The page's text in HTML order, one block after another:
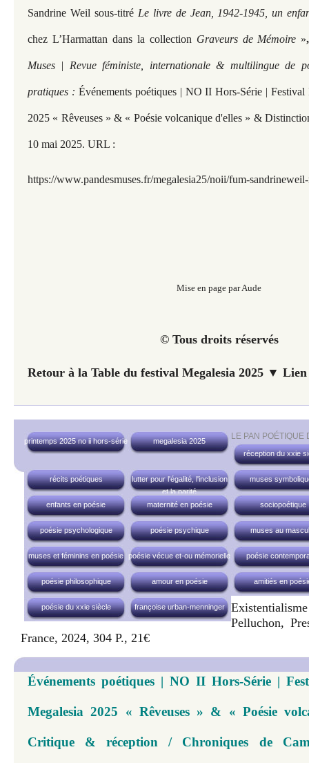
Sandrine Weil sous-titré Le livre de Jean, 1942-1945, un
chez L’Harmattan dans la collection Graveurs de Mémoire »
Muses | Revue féministe, internationale & multilingue de
pratiques : Événements poétiques | NO II Hors-Série | Festival
2025 « Rêveuses » & « Poésie volcanique d'elles » &
10 mai 2025. URL :
https://www.pandesmuses.fr/megalesia25/noii/fum-
Mise en page par Aude
© Tous droits réservés
Retour à la Table du festival Megalesia 2025 ▼
LE PAN POÉTIQUE
printemps 2025 no ii hors-série
megalesia 2025
réception du xxie
récits poétiques
lutter pour l'égalité, l'inclusion
et la parité
muses
enfants en poésie maternité en poésie sociopoétique
poésie psychologique poésie psychique muses au
muses et féminins en poésie poésie vécue et-ou mémorielle poésie
poésie philosophique amour en poésie amitiés en
poésie du xxie siècle françoise urban-menninger
Pelluchon,
France, 2024, 304 P., 21€
Événements poétiques | NO II Hors-Série |
Megalesia 2025 « Rêveuses » & « Poésie
Critique & réception / Chroniques de